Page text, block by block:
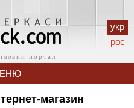
укр
рос
магазин